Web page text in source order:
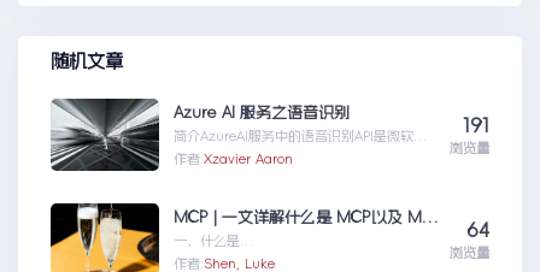
随机文章
Azure AI 服务之语音识别
简介AzureAI服务中的语音识别API是微软提
供的一项先进技术，旨在帮助开发者轻松实现
作者:Xzavier Aaron
191
浏览量
MCP | 一文详解什么是 MCP以及 MCP 可以做什么
一、什么是
MCPMCP（ModelContextProtocol）是一
作者:Shen, Luke
64
浏览量